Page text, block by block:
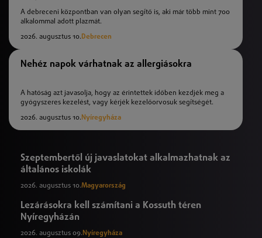
A debreceni központban van olyan segítő is, aki már több mint 700
alkalommal adott plazmát.
2026. augusztus 10.Debrecen
Nehéz napok várhatnak az allergiásokra
A hatóság azt javasolja, hogy az érintettek időben kezdjék meg a
gyógyszeres kezelést, vagy kérjék kezelőorvosuk segítségét.
2026. augusztus 10. Nyíregyháza
Szeptembertől új javaslatokat alkalmazhatnak az
általános iskolák
2026. augusztus 10.Magyarország
Lezárásokra kell számítani a Kossuth téren
Nyíregyházán
2026. augusztus 09. Nyíregyháza